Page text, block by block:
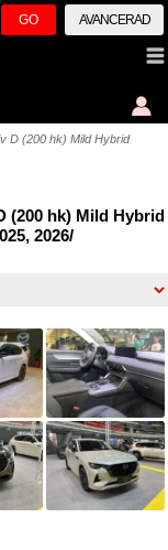
GO AVANCERAD
D (200 hk) Mild Hybrid
(200 hk) Mild Hybrid
2026/